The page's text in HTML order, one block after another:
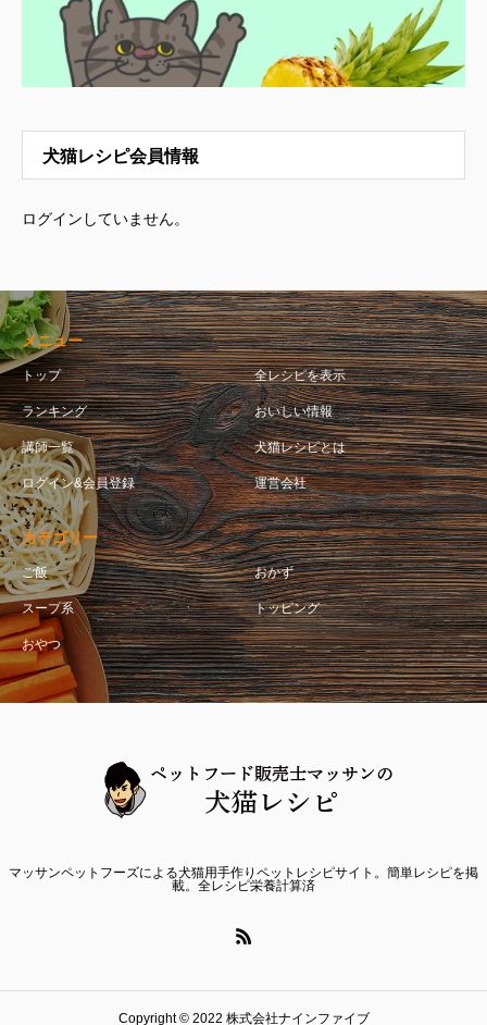
犬猫レシピ会員情報
ログインしていません。
メニュー
トップ 全レシピを表示
ランキング おいしい情報
講師一覧 犬猫レシピとは
ログイン&会員登録 運営会社
カテゴリー
ご飯 おかず
スープ系 トッピング
おやつ
マッサンペットフーズによる犬猫用手作りペットレシピサイト。簡単レシピを掲
載。全レシピ栄養計算済
Copyright © 2022 株式会社ナインファイブ